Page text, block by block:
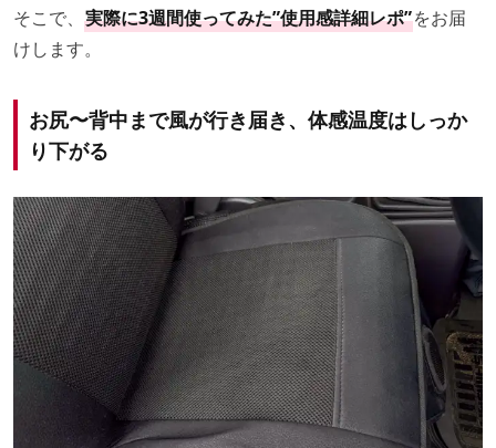
そこで、 実際に3週間使ってみた”使用感詳細レポ”をお届
けします。
お尻〜背中まで風が行き届き、体感温度はしっか
り下がる